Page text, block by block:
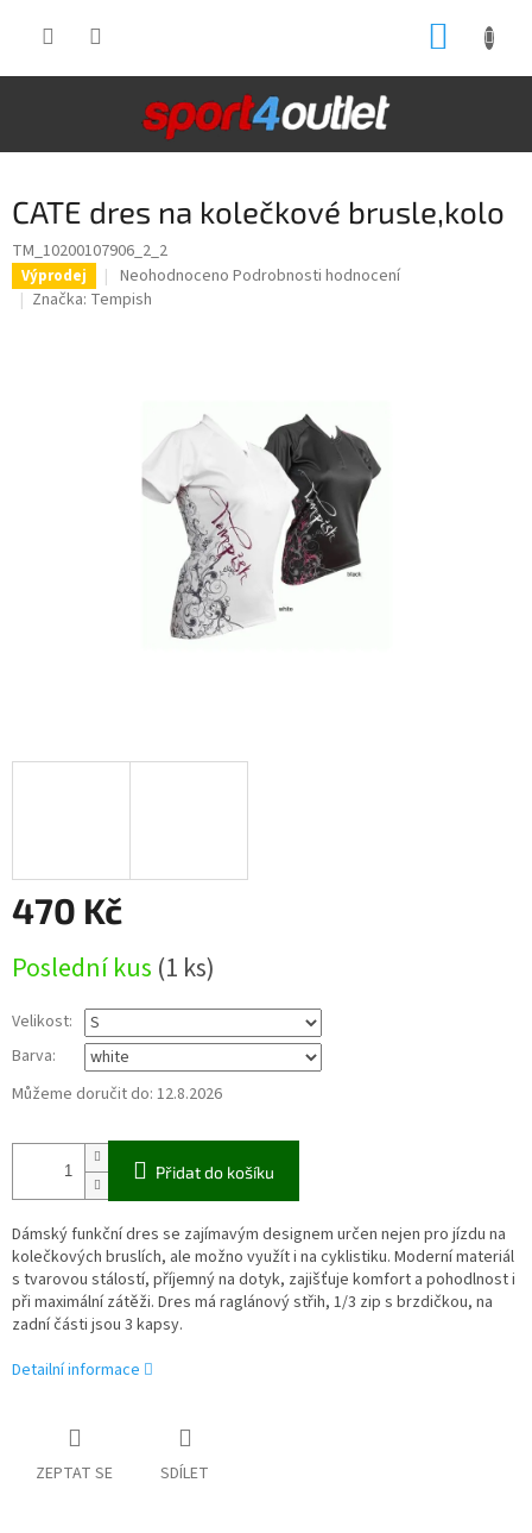
CATE dres na kolečkové brusle,kolo
TM_10200107906_2_2
Výprodej
Průměrné
hodnocení
hvězdiček.
Neohodnoceno Podrobnosti hodnocení
Značka: Tempish
470 Kč
cena:
Poslední kus (1 ks)
Velikost:
Barva:
Můžeme doručit do: 12.8.2026
Přidat do košíku
Dámský funkční dres se zajímavým designem určen nejen pro jízdu na
kolečkových bruslích, ale možno využít i na cyklistiku. Moderní materiál
s tvarovou stálostí, příjemný na dotyk, zajišťuje komfort a pohodlnost i
při maximální zátěži. Dres má raglánový střih, 1/3 zip s brzdičkou, na
zadní části jsou 3 kapsy.
Detailní informace
ZEPTAT SE SDÍLET